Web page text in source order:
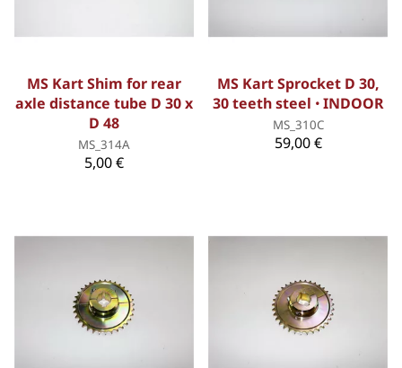
MS Kart Shim for rear
axle distance tube D 30 x
D 48
MS_314A
5,00 €
MS Kart Sprocket D 30,
30 teeth steel ꞏ INDOOR
MS_310C
59,00 €